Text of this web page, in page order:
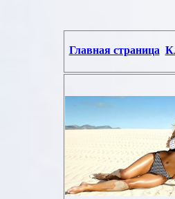
Главная страница